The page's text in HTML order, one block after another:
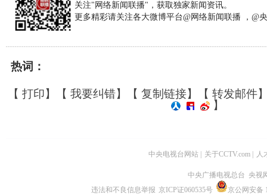
关注"网络新闻联播"，获取独家新闻资讯。
更多精彩请关注各大微博平台@网络新闻联播 ，@
热词：
【 打印】【 我要纠错】【 复制链接】【 转发邮件
】
中央电视台网站 关于CCTV.com 人
中央广播电视总台 央视
违法和不良信息举报 京ICP证060535号 京公网安备